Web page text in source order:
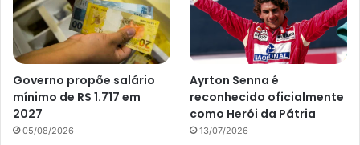
Governo propõe salário
mínimo de R$ 1.717 em
2027
05/08/2026
Ayrton Senna é
reconhecido oficialmente
como Herói da Pátria
13/07/2026